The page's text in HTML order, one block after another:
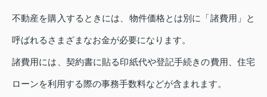
不動産を購入するときには、物件価格とは別に「諸費用」と
呼ばれるさまざまなお金が必要になります。
諸費用には、契約書に貼る印紙代や登記手続きの費用、住宅
ローンを利用する際の事務手数料などが含まれます。